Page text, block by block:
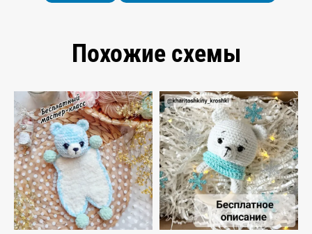
Похожие схемы